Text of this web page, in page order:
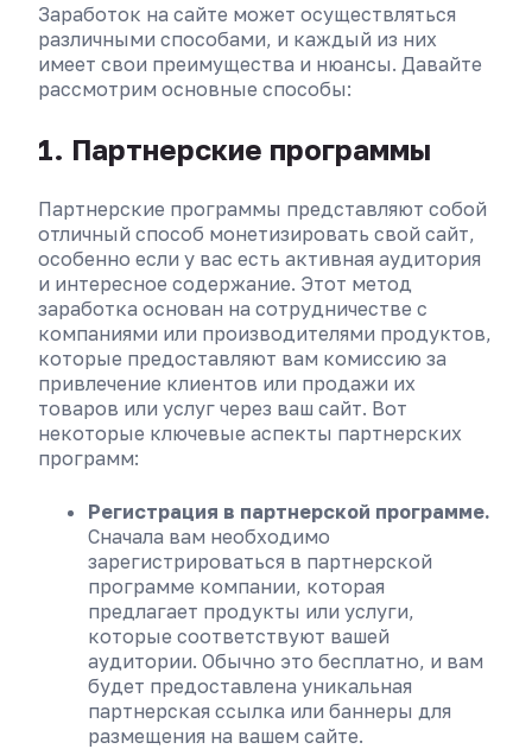
Заработок на сайте может осуществляться
различными способами, и каждый из них
имеет свои преимущества и нюансы. Давайте
рассмотрим основные способы:
1. Партнерские программы
Партнерские программы представляют собой
отличный способ монетизировать свой сайт,
особенно если у вас есть активная аудитория
и интересное содержание. Этот метод
заработка основан на сотрудничестве с
компаниями или производителями продуктов,
которые предоставляют вам комиссию за
привлечение клиентов или продажи их
товаров или услуг через ваш сайт. Вот
некоторые ключевые аспекты партнерских
программ:
Регистрация в партнерской программе.
Сначала вам необходимо
зарегистрироваться в партнерской
программе компании, которая
предлагает продукты или услуги,
которые соответствуют вашей
аудитории. Обычно это бесплатно, и вам
будет предоставлена уникальная
партнерская ссылка или баннеры для
размещения на вашем сайте.